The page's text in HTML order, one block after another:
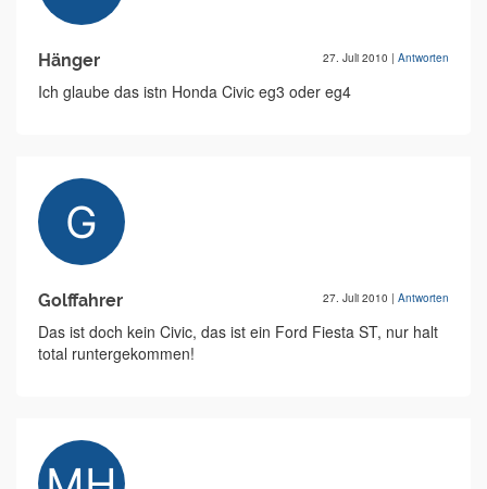
Hänger 27. Juli 2010 | Antworten
Ich glaube das istn Honda Civic eg3 oder eg4
Golffahrer 27. Juli 2010 | Antworten
Das ist doch kein Civic, das ist ein Ford Fiesta ST, nur halt
total runtergekommen!